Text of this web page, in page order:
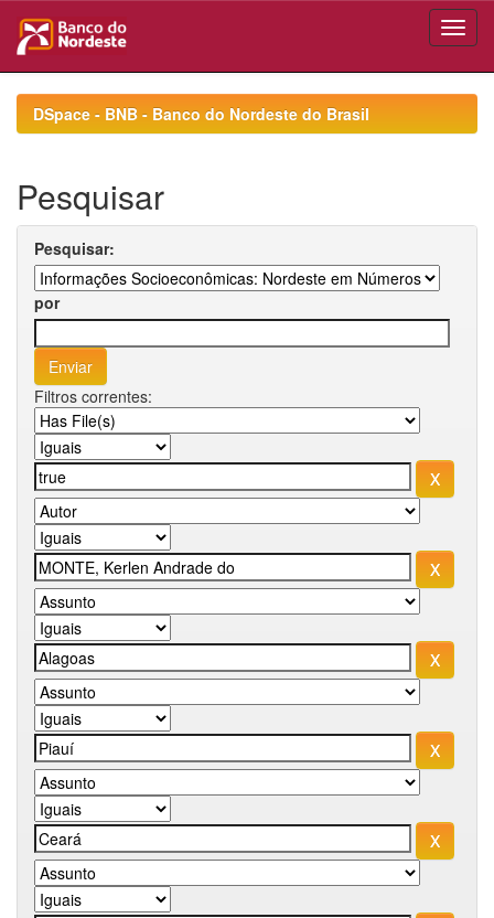
navigationDSpace - BNB - Banco do Nordeste do Brasil
Pesquisar
Pesquisar:
por
Filtros correntes: